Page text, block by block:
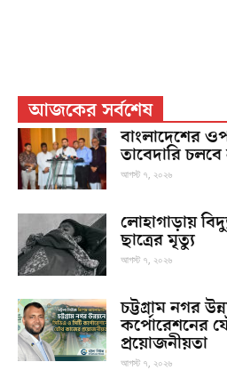
আজকের সর্বশেষ
বাংলাদেশের
তাবেদারি চলবে
আগস্ট ৭, ২০২৬
লোহাগাড়ায়
ছাত্রের মৃত্যু
আগস্ট ৭, ২০২৬
চট্টগ্রাম নগর
কর্পোরেশনের
প্রয়োজনীয়তা
আগস্ট ৭, ২০২৬